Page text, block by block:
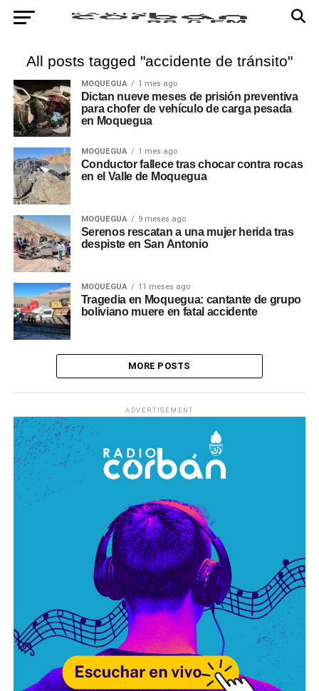
All posts tagged "accidente de tránsito"
MOQUEGUA 1 mes ago
Dictan nueve meses de prisión preventiva
para chofer de vehículo de carga pesada
en Moquegua
MOQUEGUA 1 mes ago
Conductor fallece tras chocar contra rocas
en el Valle de Moquegua
MOQUEGUA 9 meses ago
Serenos rescatan a una mujer herida tras
despiste en San Antonio
MOQUEGUA 11 meses ago
Tragedia en Moquegua: cantante de grupo
boliviano muere en fatal accidente
MORE POSTS
ADVERTISEMENT